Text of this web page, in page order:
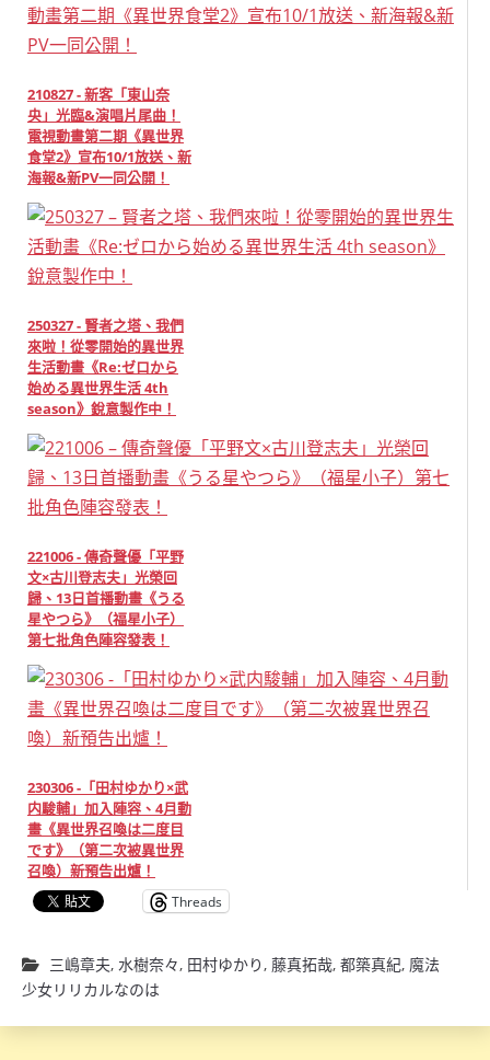
210827 - 新客「東山奈
央」光臨&演唱片尾曲！
電視動畫第二期《異世界
食堂2》宣布10/1放送、新
海報&新PV一同公開！
250327 - 賢者之塔、我們
來啦！從零開始的異世界
生活動畫《Re:ゼロから
始める異世界生活 4th
season》銳意製作中！
221006 - 傳奇聲優「平野
文×古川登志夫」光榮回
歸、13日首播動畫《うる
星やつら》（福星小子）
第七批角色陣容發表！
230306 -「田村ゆかり×武
内駿輔」加入陣容、4月動
畫《異世界召喚は二度目
です》（第二次被異世界
召喚）新預告出爐！
Threads
三嶋章夫, 水樹奈々, 田村ゆかり, 藤真拓哉, 都築真紀, 魔法
少女リリカルなのは